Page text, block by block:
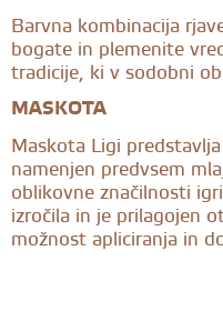
Barvna kombinacija
bogate in plemenite
tradicije, ki v sodobni
MASKOTA
Maskota Ligi
namenjen predvsem
oblikovne značilnosti
izročila in je prilagojen
možnost apliciranja in